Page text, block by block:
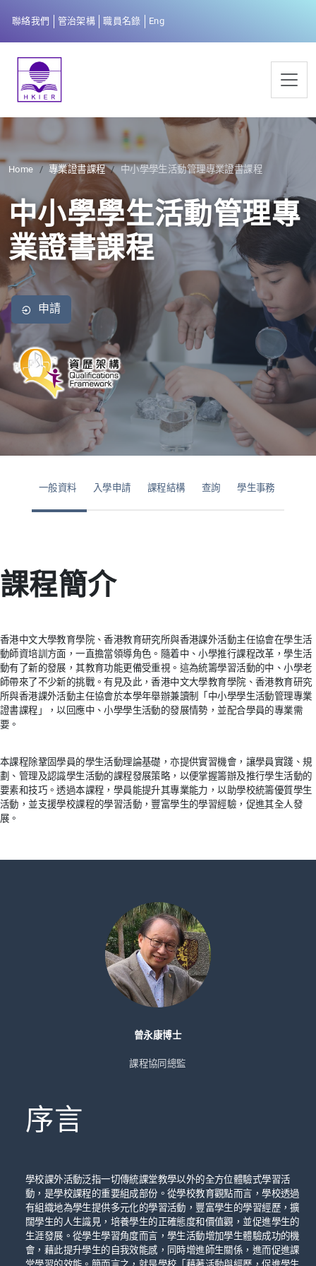
聯絡我們 管治架構 職員名錄 Eng
Home 專業證書課程 中小學學生活動管理專業證書課程
中小學學生活動管理專
業證書課程
申請
一般資料 入學申請 課程結構 查詢 學生事務
課程簡介
香港中文大學教育學院、香港教育研究所與香港課外活動主任協會在學生活
動師資培訓方面，一直擔當領導角色。隨着中、小學推行課程改革，學生活
動有了新的發展，其教育功能更備受重視。這為統籌學習活動的中、小學老
師帶來了不少新的挑戰。有見及此，香港中文大學教育學院、香港教育研究
所與香港課外活動主任協會於本學年舉辦兼讀制「中小學學生活動管理專業
證書課程」，以回應中、小學學生活動的發展情勢，並配合學員的專業需
要。
本課程除鞏固學員的學生活動理論基礎，亦提供實習機會，讓學員實踐、規
劃、管理及認識學生活動的課程發展策略，以便掌握籌辦及推行學生活動的
要素和技巧。透過本課程，學員能提升其專業能力，以助學校統籌優質學生
活動，並支援學校課程的學習活動，豐富學生的學習經驗，促進其全人發
展。
曾永康博士
課程協同總監
序言
學校課外活動泛指一切傳統課堂教學以外的全方位體驗式學習活
動，是學校課程的重要組成部份。從學校教育觀點而言，學校透過
有組織地為學生提供多元化的學習活動，豐富學生的學習經歷，擴
闊學生的人生識見，培養學生的正確態度和價值觀，並促進學生的
生涯發展。從學生學習角度而言，學生活動增加學生體驗成功的機
會，藉此提升學生的自我效能感，同時增進師生關係，進而促進課